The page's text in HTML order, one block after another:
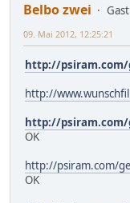
Belbo zwei
Gast
09. Mai 2012, 12:25:21
http://psiram.com/
http://
http://psiram.com/
OK
http://psiram.com/
OK